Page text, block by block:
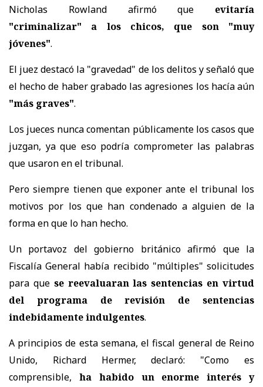
Nicholas Rowland afirmó que evitaría
"criminalizar" a los chicos, que son "muy
jóvenes".
El juez destacó la "gravedad" de los delitos y señaló que
el hecho de haber grabado las agresiones los hacía aún
"más graves".
Los jueces nunca comentan públicamente los casos que
juzgan, ya que eso podría comprometer las palabras
que usaron en el tribunal.
Pero siempre tienen que exponer ante el tribunal los
motivos por los que han condenado a alguien de la
forma en que lo han hecho.
Un portavoz del gobierno británico afirmó que la
Fiscalía General había recibido "múltiples" solicitudes
para que se reevaluaran las sentencias en virtud
del programa de revisión de sentencias
indebidamente indulgentes.
A principios de esta semana, el fiscal general de Reino
Unido, Richard Hermer, declaró: "Como es
comprensible, ha habido un enorme interés y